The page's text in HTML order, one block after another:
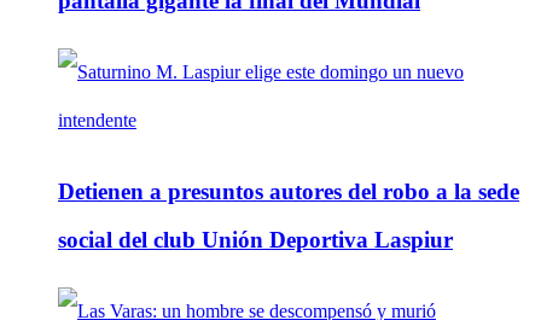
Detienen a presuntos autores del robo a la sede
social del club Unión Deportiva Laspiur